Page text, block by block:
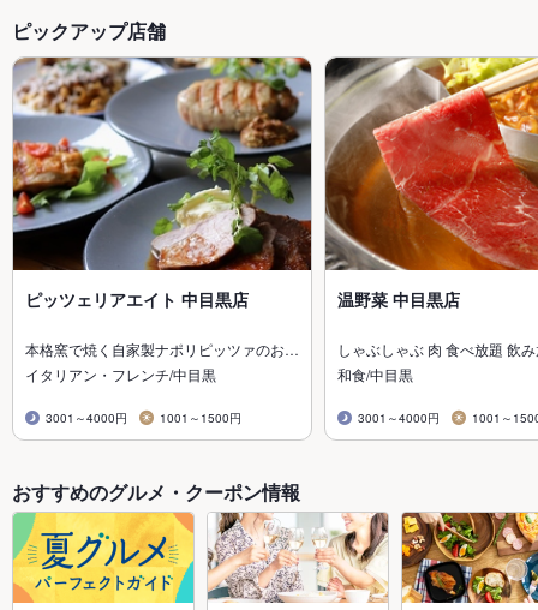
ピックアップ店舗
ピッツェリアエイト 中目黒店
本格窯で焼く自家製ナポリピッツァのお…
イタリアン・フレンチ/中目黒
3001～4000円 1001～1500円
温野菜 中目黒店
しゃぶしゃぶ 肉 食べ放題 飲
和食/中目黒
3001～4000円 1001～
おすすめのグルメ・クーポン情報